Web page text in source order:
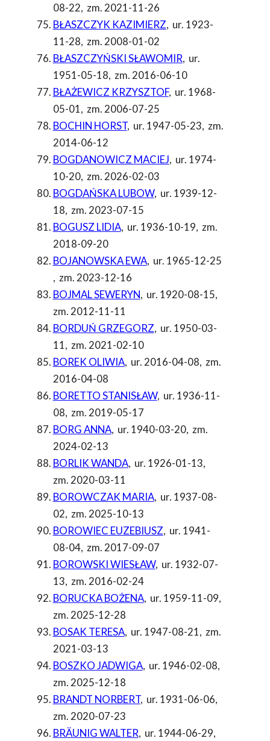
08-22, zm. 2021-11-26
BŁASZCZYK KAZIMIERZ, ur. 1923-
11-28, zm. 2008-01-02
BŁASZCZYŃSKI SŁAWOMIR, ur.
1951-05-18, zm. 2016-06-10
BŁAŻEWICZ KRZYSZTOF, ur. 1968-
05-01, zm. 2006-07-25
BOCHIN HORST, ur. 1947-05-23, zm.
2014-06-12
BOGDANOWICZ MACIEJ, ur. 1974-
10-20, zm. 2026-02-03
BOGDAŃSKA LUBOW, ur. 1939-12-
18, zm. 2023-07-15
BOGUSZ LIDIA, ur. 1936-10-19, zm.
2018-09-20
BOJANOWSKA EWA, ur. 1965-12-25
, zm. 2023-12-16
BOJMAL SEWERYN, ur. 1920-08-15,
zm. 2012-11-11
BORDUŃ GRZEGORZ, ur. 1950-03-
11, zm. 2021-02-10
BOREK OLIWIA, ur. 2016-04-08, zm.
2016-04-08
BORETTO STANISŁAW, ur. 1936-11-
08, zm. 2019-05-17
BORG ANNA, ur. 1940-03-20, zm.
2024-02-13
BORLIK WANDA, ur. 1926-01-13,
zm. 2020-03-11
BOROWCZAK MARIA, ur. 1937-08-
02, zm. 2025-10-13
BOROWIEC EUZEBIUSZ, ur. 1941-
08-04, zm. 2017-09-07
BOROWSKI WIESŁAW, ur. 1932-07-
13, zm. 2016-02-24
BORUCKA BOŻENA, ur. 1959-11-09,
zm. 2025-12-28
BOSAK TERESA, ur. 1947-08-21, zm.
2021-03-13
BOSZKO JADWIGA, ur. 1946-02-08,
zm. 2025-12-18
BRANDT NORBERT, ur. 1931-06-06,
zm. 2020-07-23
BRÄUNIG WALTER, ur. 1944-06-29,